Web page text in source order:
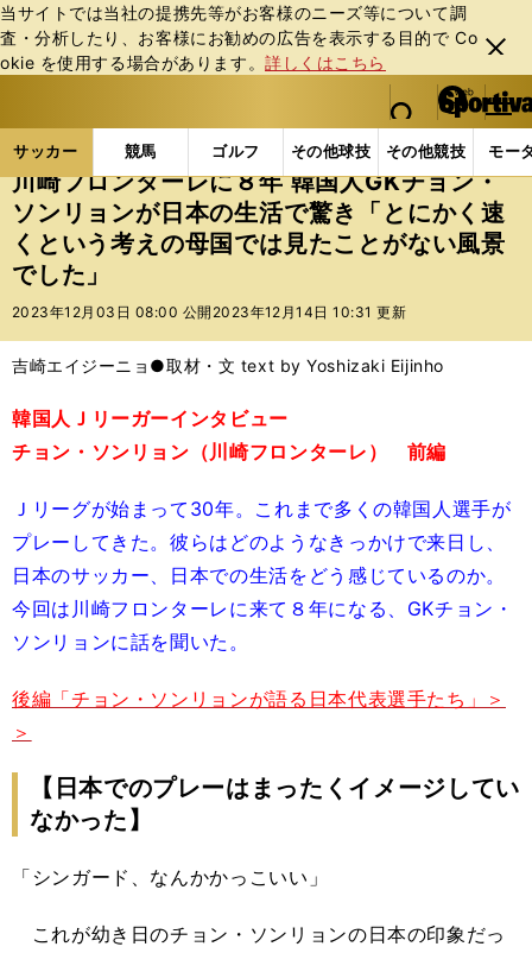
当サイトでは当社の提携先等がお客様のニーズ等について調
査・分析したり、お客様にお勧めの広告を表⽰する⽬的で Co
okie を使⽤する場合があります。詳しくはこちら
閉じ
る
web Sportiva (webスポルティーバ)
検索
マイペ
ー
ジ
メニュ
サッカー 競馬 ゴルフ その他球技 その他競技 モー
ス
ポ
ル
テ
ィ
ー
バ
サッカーの記事一覧 Jリーグ他 Jリーグ 川崎フ
川崎フロンターレに８年 韓国人GKチョン・
ソンリョンが日本の生活で驚き「とにかく速
くという考えの母国では見たことがない風景
でした」
2023年12月03日 08:00 公開 2023年12月14日 10:31 更新
吉崎エイジーニョ●取材・文 text by Yoshizaki Eijinho
韓国人Ｊリーガーインタビュー
チョン・ソンリョン（川崎フロンターレ） 前編
Ｊリーグが始まって30年。これまで多くの韓国人選手が
プレーしてきた。彼らはどのようなきっかけで来日し、
日本のサッカー、日本での生活をどう感じているのか。
今回は川崎フロンターレに来て８年になる、GKチョン・
ソンリョンに話を聞いた。
後編「チョン・ソンリョンが語る日本代表選手たち」＞
＞
【日本でのプレーはまったくイメージしてい
なかった】
「シンガード、なんかかっこいい」
これが幼き日のチョン・ソンリョンの日本の印象だっ